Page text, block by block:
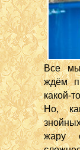
Все
ждём
какой-
Но,
жару